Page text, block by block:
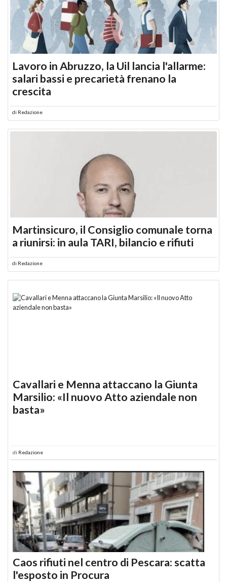
Lavoro in Abruzzo, la Uil lancia l'allarme:
salari bassi e precarietà frenano la
crescita
di Redazione
Martinsicuro, il Consiglio comunale torna
a riunirsi: in aula TARI, bilancio e rifiuti
di Redazione
Cavallari e Menna attaccano la Giunta
Marsilio: «Il nuovo Atto aziendale non
basta»
di Redazione
Caos rifiuti nel centro di Pescara: scatta
l'esposto in Procura